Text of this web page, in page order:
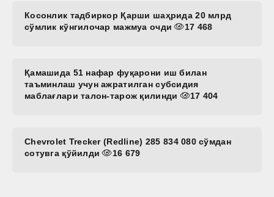
Косонлик тадбиркор Қарши шаҳрида 20 млрд
сўмлик кўнгилочар мажмуа очди
17 468
Қамашида 51 нафар фуқарони иш билан
таъминлаш учун ажратилган субсидия
маблағлари талон-тарож қилинди
17 404
Chevrolet Trecker (Redline) 285 834 080 сўмдан
сотувга қўйилди
16 679